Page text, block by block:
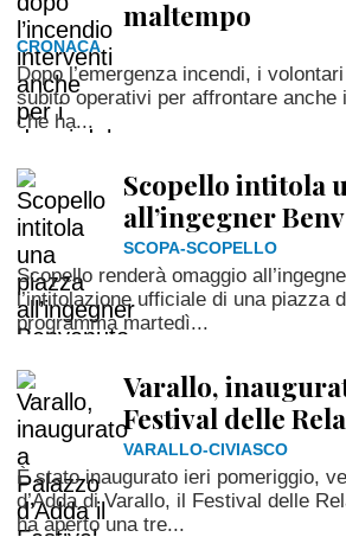
maltempo
CRONACA
Dopo l’emergenza incendi, i
subito operativi per affrontare
che ha...
Scopello intitola
all’ingegner
SCOPA-SCOPELLO
Scopello renderà omaggio
l’intitolazione ufficiale di una piazza
programma martedì...
Varallo,
Festival delle
VARALLO-CIVIASCO
È stato inaugurato ieri pomeriggio,
d’Adda di Varallo, il Festival delle
ha aperto una tre...